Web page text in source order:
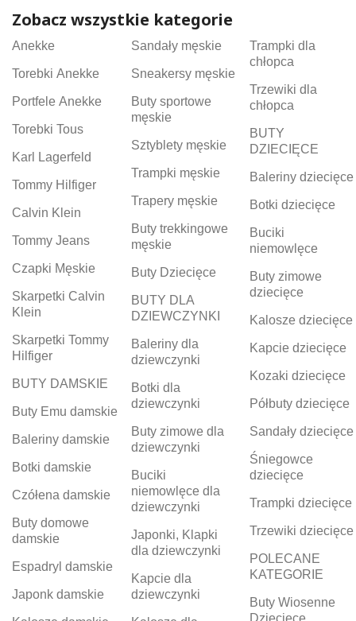
Zobacz wszystkie kategorie
Anekke
Torebki Anekke
Portfele Anekke
Torebki Tous
Karl Lagerfeld
Tommy Hilfiger
Calvin Klein
Tommy Jeans
Czapki Męskie
Skarpetki Calvin
Klein
Skarpetki Tommy
Hilfiger
BUTY DAMSKIE
Buty Emu damskie
Baleriny damskie
Botki damskie
Czółena damskie
Buty domowe
damskie
Espadryl damskie
Japonk damskie
Sandały męskie
Sneakersy męskie
Buty sportowe
męskie
Sztyblety męskie
Trampki męskie
Trapery męskie
Buty trekkingowe
męskie
Buty Dziecięce
BUTY DLA
DZIEWCZYNKI
Baleriny dla
dziewczynki
Botki dla
dziewczynki
Buty zimowe dla
dziewczynki
Buciki
niemowlęce dla
dziewczynki
Japonki, Klapki
dla dziewczynki
Kapcie dla
dziewczynki
Trampki dla
chłopca
Trzewiki dla
chłopca
BUTY
DZIECIĘCE
Baleriny dziecięce
Botki dziecięce
Buciki
niemowlęce
Buty zimowe
dziecięce
Kalosze dziecięce
Kapcie dziecięce
Kozaki dziecięce
Półbuty dziecięce
Sandały dziecięce
Śniegowce
dziecięce
Trampki dziecięce
Trzewiki dziecięce
POLECANE
KATEGORIE
Buty Wiosenne
Dziecięce